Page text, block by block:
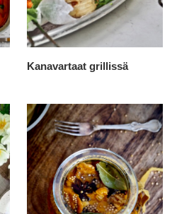
Kanavartaat grillissä